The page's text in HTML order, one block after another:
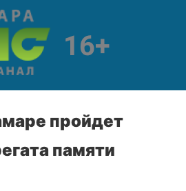
пройдет
памяти